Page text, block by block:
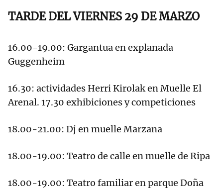
TARDE DEL VIERNES 29 DE MARZO
16.00-19.00: Gargantua en explanada
Guggenheim
16.30: actividades Herri Kirolak en Muelle El
Arenal. 17.30 exhibiciones y competiciones
18.00-21.00: Dj en muelle Marzana
18.00-19.00: Teatro de calle en muelle de Ripa
18.00-19.00: Teatro familiar en parque Doña